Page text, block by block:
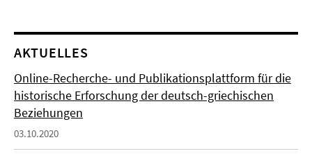
AKTUELLES
Online-Recherche- und Publikationsplattform für die
historische Erforschung der deutsch-griechischen
Beziehungen
03.10.2020